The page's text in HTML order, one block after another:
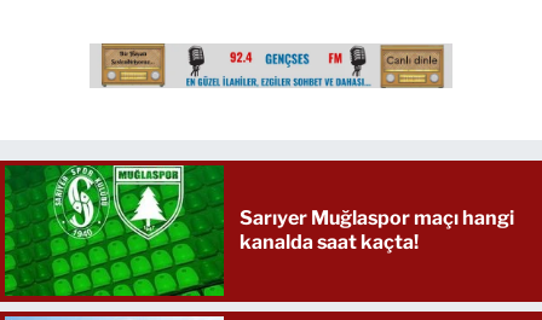
Sarıyer Muğlaspor maçı hangi
kanalda saat kaçta!